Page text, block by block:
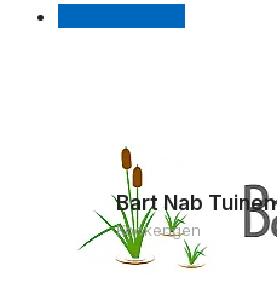
Bart Nab Tuinen
Kockengen